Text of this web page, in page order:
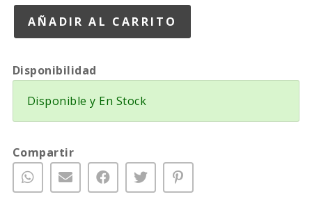
Disponibilidad
Disponible y En Stock
Compartir